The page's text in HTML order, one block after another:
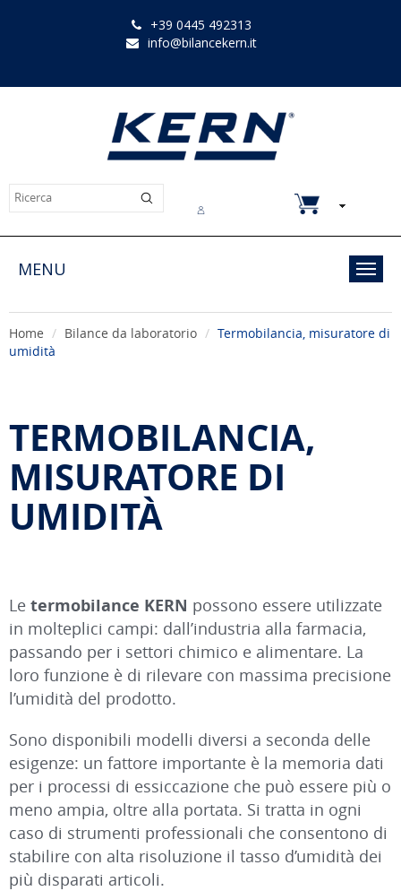
+39 0445 492313
info@bilancekern.it
MENU
Home Bilance da laboratorio
Termobilancia, misuratore di
umidità
TERMOBILANCIA,
MISURATORE DI
UMIDITÀ
Le termobilance KERN possono essere utilizzate
in molteplici campi: dall’industria alla farmacia,
passando per i settori chimico e alimentare. La
loro funzione è di rilevare con massima precisione
l’umidità del prodotto.
Sono disponibili modelli diversi a seconda delle
esigenze: un fattore importante è la memoria dati
per i processi di essiccazione che può essere più o
meno ampia, oltre alla portata. Si tratta in ogni
caso di strumenti professionali che consentono di
stabilire con alta risoluzione il tasso d’umidità dei
più disparati articoli.